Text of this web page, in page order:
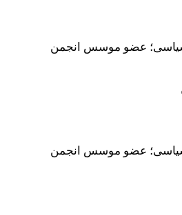
سیاسی؛ عضو موسس انجمن
سیاسی؛ عضو موسس انجمن